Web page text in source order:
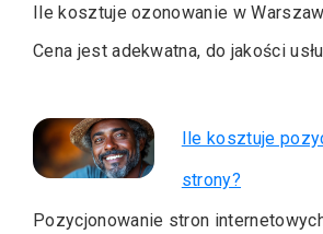
Ile kosztuje ozonowanie w
Cena jest adekwatna, do jakości
Ile kosztuje
strony?
Pozycjonowanie stron